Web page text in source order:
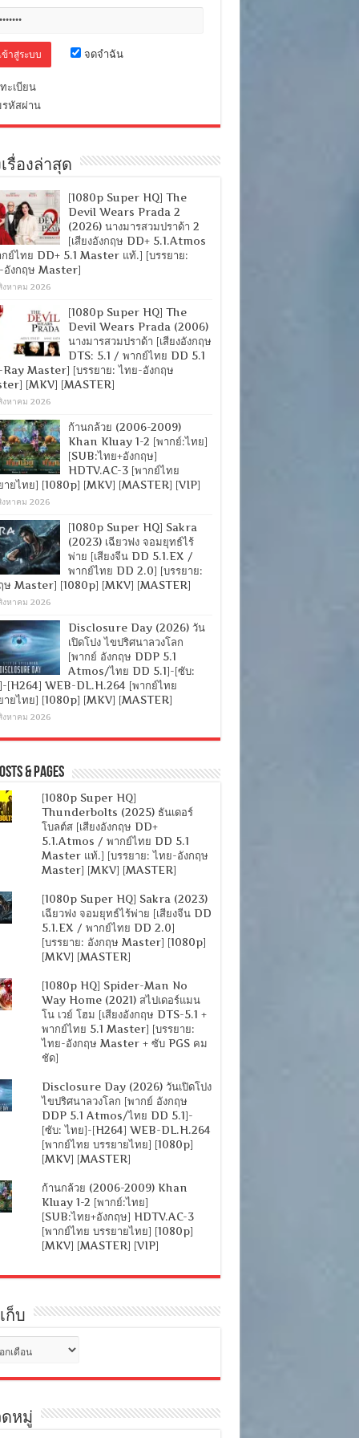
จดจำฉัน
ะเบียน
หัสผ่าน
รื่องล่าสุด
[1080p Super HQ] The
Devil Wears Prada 2
(2026) นางมารสวมปราด้า 2
[เสียงอังกฤษ DD+ 5.1.Atmos
ย์ไทย DD+ 5.1 Master แท้.] [บรรยาย:
อังกฤษ Master]
งหาคม 2026
[1080p Super HQ] The
Devil Wears Prada (2006)
นางมารสวมปราด้า [เสียงอังกฤษ
DTS: 5.1 / พากย์ไทย DD 5.1
Master] [บรรยาย: ไทย-อังกฤษ
[MKV] [MASTER]
งหาคม 2026
ก้านกล้วย (2006-2009)
Khan Kluay 1-2 [พากย์:ไทย]
[SUB:ไทย+อังกฤษ]
HDTV.AC-3 [พากย์ไทย
ายไทย] [1080p] [MKV] [MASTER] [VIP]
งหาคม 2026
[1080p Super HQ] Sakra
(2023) เฉียวฟง จอมยุทธ์ไร้
พ่าย [เสียงจีน DD 5.1.EX /
พากย์ไทย DD 2.0] [บรรยาย:
ษ Master] [1080p] [MKV] [MASTER]
งหาคม 2026
Disclosure Day (2026) วัน
เปิดโปง ไขปริศนาลวงโลก
[พากย์ อังกฤษ DDP 5.1
Atmos/ไทย DD 5.1]-[ซับ:
[H264] WEB-DL.H.264 [พากย์ไทย
ายไทย] [1080p] [MKV] [MASTER]
งหาคม 2026
& Pages
[1080p Super HQ]
Thunderbolts (2025) ธันเดอร์
โบลต์ส [เสียงอังกฤษ DD+
5.1.Atmos / พากย์ไทย DD 5.1
Master แท้.] [บรรยาย: ไทย-อังกฤษ
Master] [MKV] [MASTER]
[1080p Super HQ] Sakra (2023)
เฉียวฟง จอมยุทธ์ไร้พ่าย [เสียงจีน DD
5.1.EX / พากย์ไทย DD 2.0]
[บรรยาย: อังกฤษ Master] [1080p]
[MKV] [MASTER]
[1080p HQ] Spider-Man No
Way Home (2021) สไปเดอร์แมน
โน เวย์ โฮม [เสียงอังกฤษ DTS-5.1 +
พากย์ไทย 5.1 Master] [บรรยาย:
ไทย-อังกฤษ Master + ซับ PGS คม
ชัด]
Disclosure Day (2026) วันเปิดโปง
ไขปริศนาลวงโลก [พากย์ อังกฤษ
DDP 5.1 Atmos/ไทย DD 5.1]-
[ซับ: ไทย]-[H264] WEB-DL.H.264
[พากย์ไทย บรรยายไทย] [1080p]
[MKV] [MASTER]
ก้านกล้วย (2006-2009) Khan
Kluay 1-2 [พากย์:ไทย]
[SUB:ไทย+อังกฤษ] HDTV.AC-3
[พากย์ไทย บรรยายไทย] [1080p]
[MKV] [MASTER] [VIP]
ก็บ
หมู่